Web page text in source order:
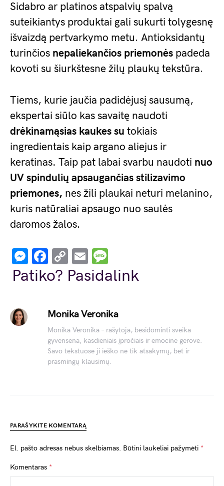
Sidabro ar platinos atspalvių spalvą
suteikiantys produktai gali sukurti tolygesnę
išvaizdą pertvarkymo metu. Antioksidantų
turinčios nepaliekančios priemonės padeda
kovoti su šiurkštesne žilų plaukų tekstūra.
Tiems, kurie jaučia padidėjusį sausumą,
ekspertai siūlo kas savaitę naudoti
drėkinamąsias kaukes su tokiais
ingredientais kaip argano aliejus ir
keratinas. Taip pat labai svarbu naudoti nuo
UV spindulių apsaugančias stilizavimo
priemones, nes žili plaukai neturi melanino,
kuris natūraliai apsaugo nuo saulės
daromos žalos.
Messenger
Facebook
Copy
Link
Email
Patiko? Pasidalink
Monika Veronika
Monika Veronika – rašytoja, besidominti sveika
gyvensena, kasdieniais įpročiais ir emocine gerove.
Savo tekstuose ji ieško ne tik atsakymų, bet ir
prasmingų klausimų.
PARAŠYKITE KOMENTARĄ
El. pašto adresas nebus skelbiamas. Būtini laukeliai pažymėti *
Komentaras *